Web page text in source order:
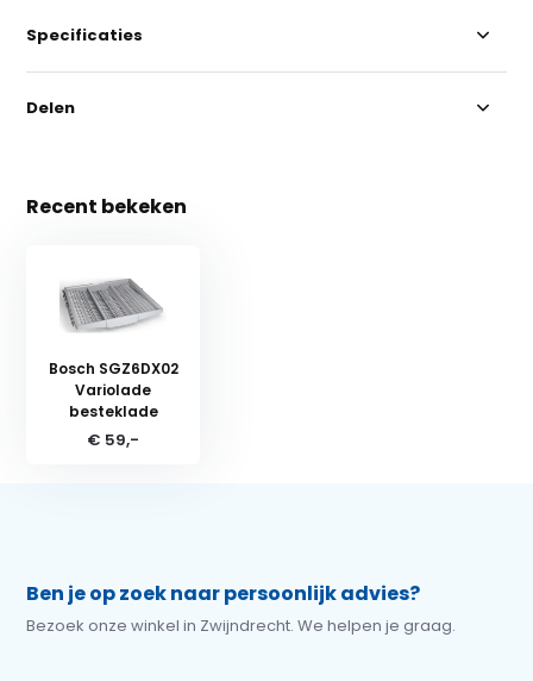
Specificaties
Delen
Recent bekeken
Bosch SGZ6DX02
Variolade
besteklade
€ 59,-
Ben je op zoek naar persoonlijk advies?
Bezoek onze winkel in Zwijndrecht. We helpen je graag.